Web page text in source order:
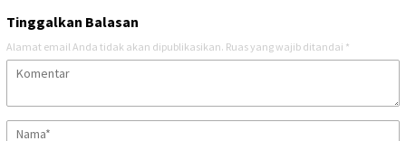
Tinggalkan Balasan
Alamat email Anda tidak akan dipublikasikan. Ruas yang wajib ditandai *